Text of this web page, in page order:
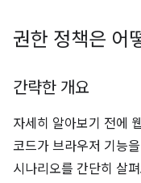
권한 정책은 어
간략한 개요
자세히 알아보기 전에
코드가 브라우저 기능
시나리오를 간단히 살